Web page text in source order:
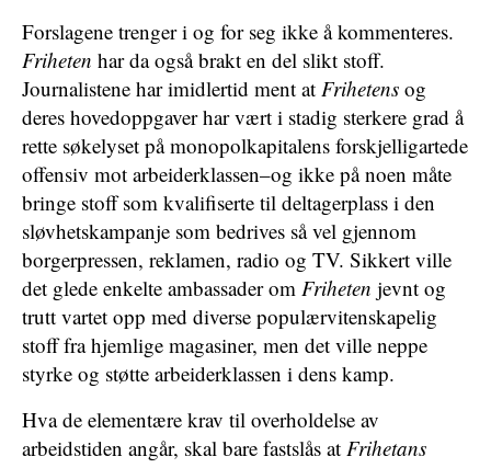
Forslagene trenger i og for seg ikke å kommenteres.
Friheten har da også brakt en del slikt stoff.
Journalistene har imidlertid ment at Frihetens og
deres hovedoppgaver har vært i stadig sterkere grad å
rette søkelyset på monopolkapitalens forskjelligartede
offensiv mot arbeiderklassen–og ikke på noen måte
bringe stoff som kvalifiserte til deltagerplass i den
sløvhetskampanje som bedrives så vel gjennom
borgerpressen, reklamen, radio og TV. Sikkert ville
det glede enkelte ambassader om Friheten jevnt og
trutt vartet opp med diverse populærvitenskapelig
stoff fra hjemlige magasiner, men det ville neppe
styrke og støtte arbeiderklassen i dens kamp.
Hva de elementære krav til overholdelse av
arbeidstiden angår, skal bare fastslås at Frihetans